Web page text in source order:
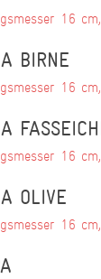
16
BIRNE
16
16
OLIVE
16